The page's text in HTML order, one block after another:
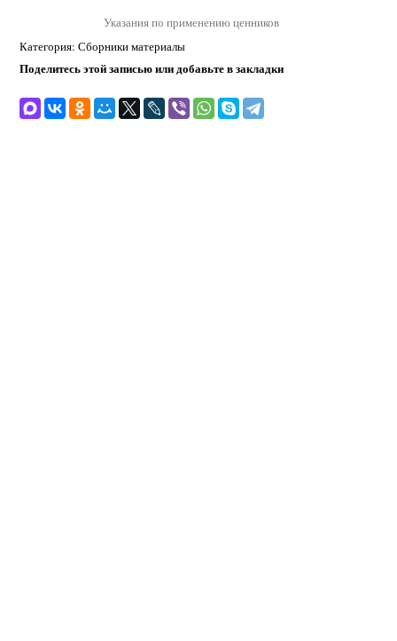
Указания по применению ценников
Категория: Сборники материалы
Поделитесь этой записью или добавьте в закладки